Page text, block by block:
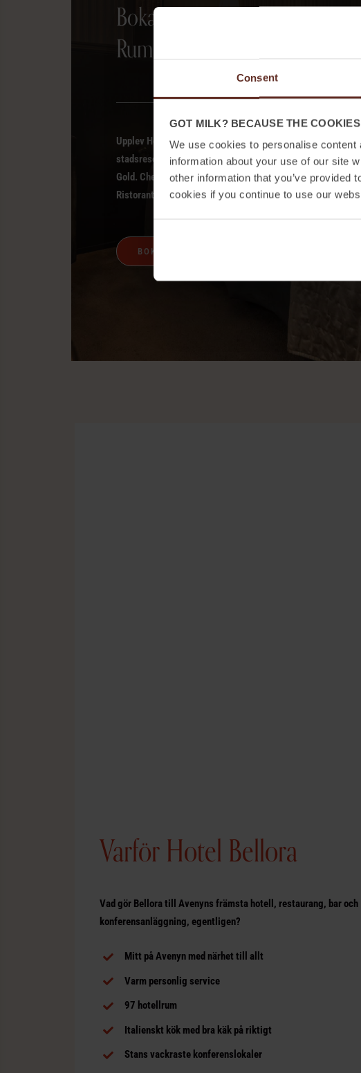
Consent
GOT MILK? BECAUSE THE
We use cookies to personalise
information about your use of our site
other information that you’ve provided
cookies if you continue to use our
Boka
Rum
Upplev Hotel & Ristorante Bellora – ett prisbelönt italienskt
stadsresort på Kungsportsavenyn 6, utsett till MUSE Hotel
Gold. Checka in och njut av en natt på Avenyn med italiensk
Ristorante Bellorás köket och stans mest omtalade
BOKA RUM HÄR!
Varför Hotel Bellora
Vad gör Bellora till Avenyns främsta hotell, restaurang, bar och
konferensanläggning, egentligen?
Mitt på Avenyn med närhet till allt
Varm personlig service
97 hotellrum
Italienskt kök med bra käk på riktigt
Stans vackraste konferenslokaler